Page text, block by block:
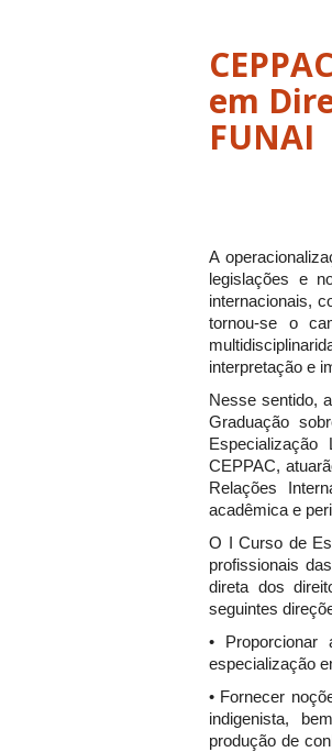
em
FUNAI
A
legislações e
internacionais,
tornou-se o
interpretação e
Nesse sentido,
Graduação
CEPPAC,
Relações
acadêmica e
O I Curso de
profissionais
direta dos
seguintes
•
especialização
• Fornecer
indigenista,
produção de